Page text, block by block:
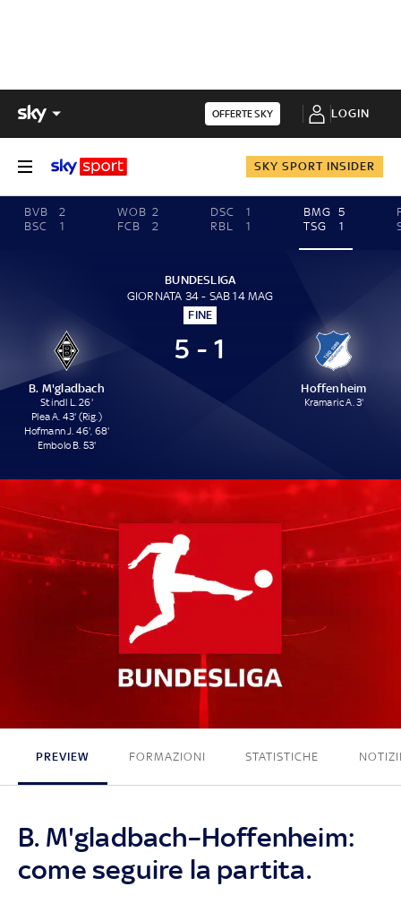
OFFERTE SKY LOGIN
SKY SPORT INSIDER
BVB
2
BSC
1
WOB 2
FCB
2
DSC
1
RBL
1
BMG 5
TSG
1
BUNDESLIGA
GIORNATA 34 - SAB 14 MAG
FINE
B. M'gladbach
Stindl L. 26'
Plea A. 43' (Rig.)
Hofmann J. 46', 68'
Embolo B. 53'
5 - 1
Hoffenheim
Kramaric A. 3'
5 - 1
PREVIEW FORMAZIONI STATISTICHE
B. M'gladbach–Hoffenheim:
come seguire la partita.